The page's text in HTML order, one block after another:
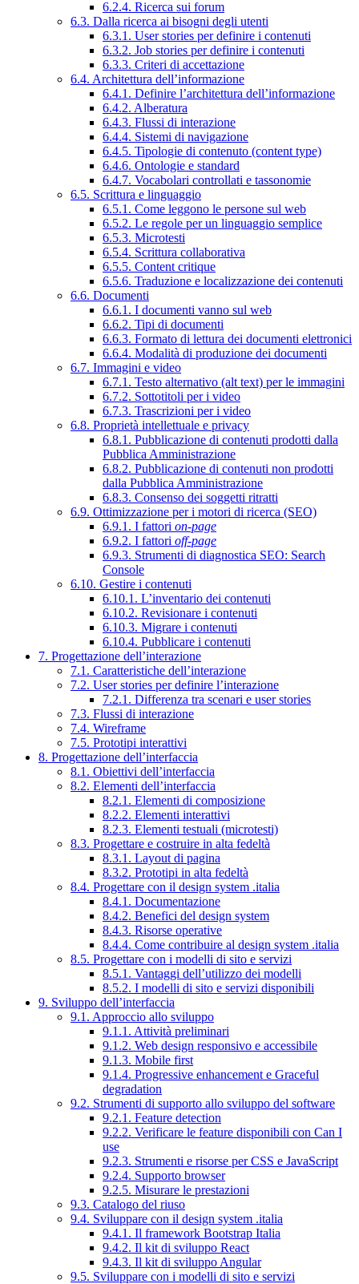
6.2.4. Ricerca sui forum
6.3. Dalla ricerca ai bisogni degli utenti
6.3.1. User stories per definire i contenuti
6.3.2. Job stories per definire i contenuti
6.3.3. Criteri di accettazione
6.4. Architettura dell’informazione
6.4.1. Definire l’architettura dell’informazione
6.4.2. Alberatura
6.4.3. Flussi di interazione
6.4.4. Sistemi di navigazione
6.4.5. Tipologie di contenuto (content type)
6.4.6. Ontologie e standard
6.4.7. Vocabolari controllati e tassonomie
6.5. Scrittura e linguaggio
6.5.1. Come leggono le persone sul web
6.5.2. Le regole per un linguaggio semplice
6.5.3. Microtesti
6.5.4. Scrittura collaborativa
6.5.5. Content critique
6.5.6. Traduzione e localizzazione dei contenuti
6.6. Documenti
6.6.1. I documenti vanno sul web
6.6.2. Tipi di documenti
6.6.3. Formato di lettura dei documenti elettronici
6.6.4. Modalità di produzione dei documenti
6.7. Immagini e video
6.7.1. Testo alternativo (alt text) per le immagini
6.7.2. Sottotitoli per i video
6.7.3. Trascrizioni per i video
6.8. Proprietà intellettuale e privacy
6.8.1. Pubblicazione di contenuti prodotti dalla
Pubblica Amministrazione
6.8.2. Pubblicazione di contenuti non prodotti
dalla Pubblica Amministrazione
6.8.3. Consenso dei soggetti ritratti
6.9. Ottimizzazione per i motori di ricerca (SEO)
6.9.1. I fattori on-page
6.9.2. I fattori off-page
6.9.3. Strumenti di diagnostica SEO: Search
Console
6.10. Gestire i contenuti
6.10.1. L’inventario dei contenuti
6.10.2. Revisionare i contenuti
6.10.3. Migrare i contenuti
6.10.4. Pubblicare i contenuti
7. Progettazione dell’interazione
7.1. Caratteristiche dell’interazione
7.2. User stories per definire l’interazione
7.2.1. Differenza tra scenari e user stories
7.3. Flussi di interazione
7.4. Wireframe
7.5. Prototipi interattivi
8. Progettazione dell’interfaccia
8.1. Obiettivi dell’interfaccia
8.2. Elementi dell’interfaccia
8.2.1. Elementi di composizione
8.2.2. Elementi interattivi
8.2.3. Elementi testuali (microtesti)
8.3. Progettare e costruire in alta fedeltà
8.3.1. Layout di pagina
8.3.2. Prototipi in alta fedeltà
8.4. Progettare con il design system .italia
8.4.1. Documentazione
8.4.2. Benefici del design system
8.4.3. Risorse operative
8.4.4. Come contribuire al design system .italia
8.5. Progettare con i modelli di sito e servizi
8.5.1. Vantaggi dell’utilizzo dei modelli
8.5.2. I modelli di sito e servizi disponibili
9. Sviluppo dell’interfaccia
9.1. Approccio allo sviluppo
9.1.1. Attività preliminari
9.1.2. Web design responsivo e accessibile
9.1.3. Mobile first
9.1.4. Progressive enhancement e Graceful
degradation
9.2. Strumenti di supporto allo sviluppo del software
9.2.1. Feature detection
9.2.2. Verificare le feature disponibili con Can I
use
9.2.3. Strumenti e risorse per CSS e JavaScript
9.2.4. Supporto browser
9.2.5. Misurare le prestazioni
9.3. Catalogo del riuso
9.4. Sviluppare con il design system .italia
9.4.1. Il framework Bootstrap Italia
9.4.2. Il kit di sviluppo React
9.4.3. Il kit di sviluppo Angular
9.5. Sviluppare con i modelli di sito e servizi